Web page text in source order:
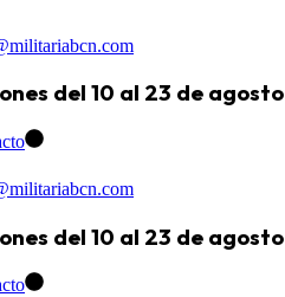
del 10 al 23 de agosto
del 10 al 23 de agosto